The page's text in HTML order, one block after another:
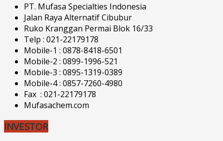
PT. Mufasa Specialties Indonesia
Jalan Raya Alternatif Cibubur
Ruko Kranggan Permai Blok 16/33
Telp : 021-22179178
Mobile-1 : 0878-8418-6501
Mobile-2 : 0899-1996-521
Mobile-3 : 0895-1319-0389
Mobile-4 : 0857-7260-4980
Fax : 021-22179178
Mufasachem.com
INVESTOR